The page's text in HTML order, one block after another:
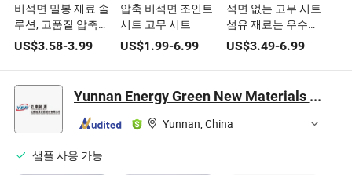
비석면 밀봉 재료 솔
루션, 고품질 압축
개스킷 시트 고무
US$3.58-3.99
압축 비석면 조인트
시트 고무 시트
US$1.99-6.99
석면 없는 고무 시트
섬유 재료는 우수한
밀봉 성능을 가지고
있습니다
US$3.49-6.99
Yunnan Energy Green New Materials Co., Ltd.
Yunnan, China
샘플 사용 가능